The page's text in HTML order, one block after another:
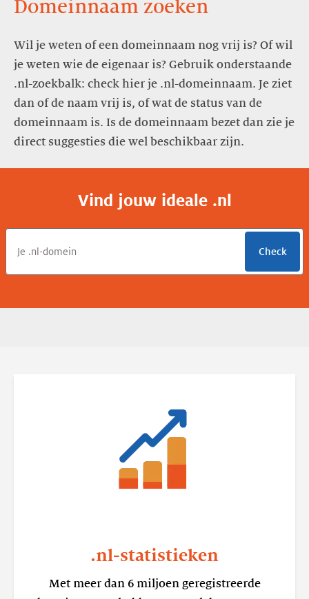
Domeinnaam zoeken
Wil je weten of een domeinnaam nog vrij is? Of wil
je weten wie de eigenaar is? Gebruik onderstaande
.nl-zoekbalk: check hier je .nl-domeinnaam. Je ziet
dan of de naam vrij is, of wat de status van de
domeinnaam is. Is de domeinnaam bezet dan zie je
direct suggesties die wel beschikbaar zijn.
Vind jouw ideale .nl
Check
.nl-statistieken
Met meer dan 6 miljoen geregistreerde
.nl-
statistieken